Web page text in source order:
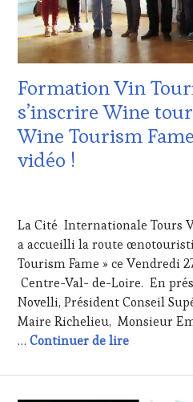
TOURISME
EDITION
LES
CLÉS
VIN
ET
DE
LA
HAUTE
GASTRONOMIE
CHEF,
CUISINIER,
ŒNOLOGUE,
SOMMELIER,
SALONS
INTERNATIONAUX,
VIGNOBLES
WINE
TASTING
WINE
Formation Vin
s’inscrire Wine
Wine Tourism
vidéo !
2018
La Cité Internationale Tours
a accueilli la route
Tourism Fame » ce Vendredi
Centre-Val- de-Loire. En
Novelli, Président Conseil
Maire Richelieu, Monsieur
…Continuer de lireFormation